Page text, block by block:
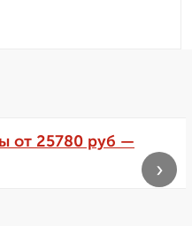
от 25780 руб —
›